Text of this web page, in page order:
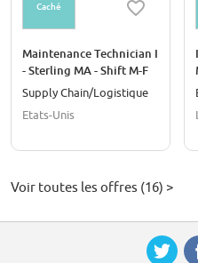
Caché
Maintenance Technician I
- Sterling MA - Shift M-F
4pm-2am
Supply Chain/Logistique
Etats-Unis
Voir toutes les offres (16) >